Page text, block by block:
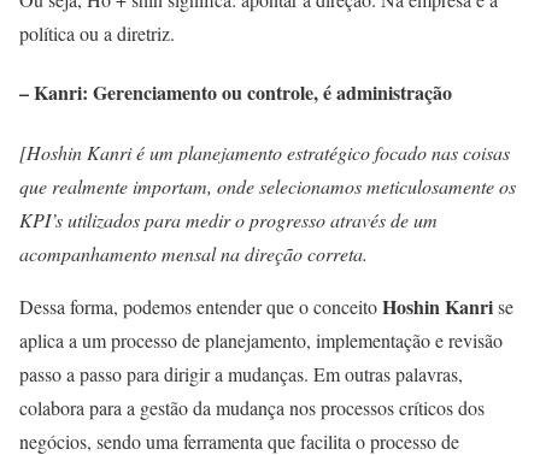
política ou a diretriz.
– Kanri: Gerenciamento ou controle, é administração
[Hoshin Kanri é um planejamento estratégico focado nas coisas
que realmente importam, onde selecionamos meticulosamente os
KPI’s utilizados para medir o progresso através de um
acompanhamento mensal na direção correta.
Dessa forma, podemos entender que o conceitoHoshin Kanrise
aplica a um processo de planejamento, implementação e revisão
passo a passo para dirigir a mudanças. Em outras palavras,
colabora para a gestão da mudança nos processos críticos dos
negócios, sendo uma ferramenta que facilita o processo de